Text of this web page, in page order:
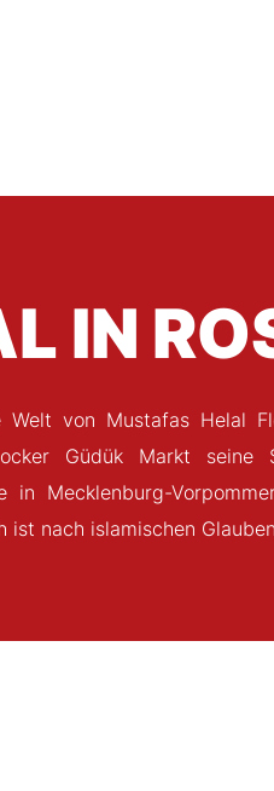
IN
Welt von Mustafas Helal
Güdük Markt seine
in Mecklenburg-
ist nach islamischen